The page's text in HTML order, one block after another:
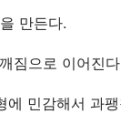
만든다.
짐으로 이어진
에 민감해서 과